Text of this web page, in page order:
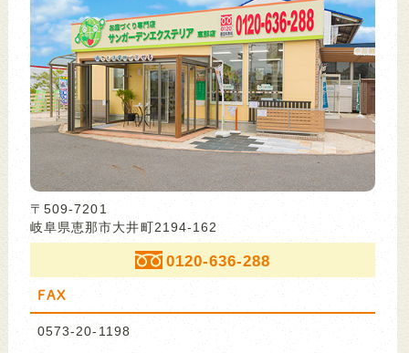
〒509-7201
岐阜県恵那市大井町2194-162
0120-636-288
FAX
0573-20-1198